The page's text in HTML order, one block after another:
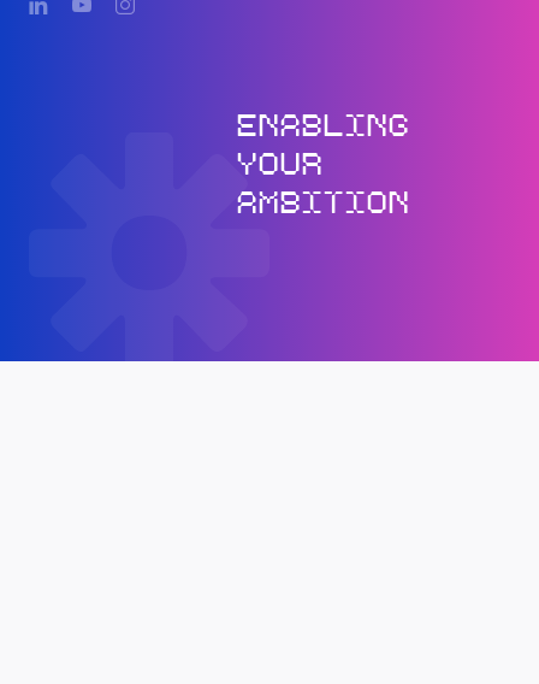
ENABLING
YOUR
AMBITION